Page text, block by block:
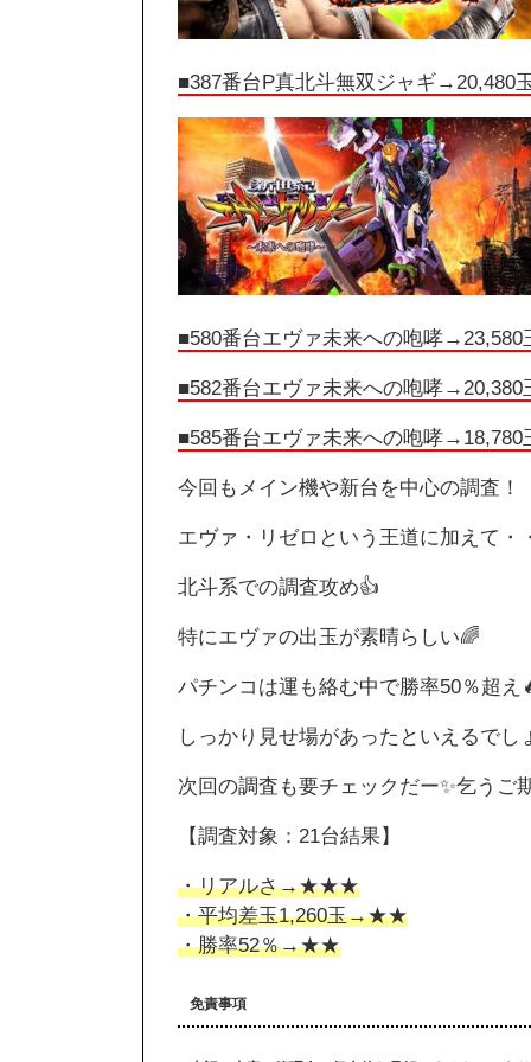
■387番台P真北斗無双ジャギ→20,480
■580番台エヴァ未来への咆哮→23,580
■582番台エヴァ未来への咆哮→20,380
■585番台エヴァ未来への咆哮→18,780
今回もメイン機や新台を中心の調査！
エヴァ・リゼロという王道に加えて・
北斗系での調査攻め👍
特にエヴァの出玉が素晴らしい🌈
パチンコは運も絡む中で勝率50％超え
しっかり見せ場があったといえるでし
次回の調査も要チェックだー✨乞うご
【調査対象：21台結果】
・リアルさ→★★★
・平均差玉1,260玉→★★
・勝率52％→★★
免責事項